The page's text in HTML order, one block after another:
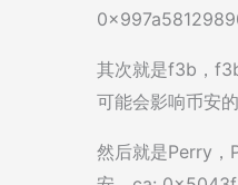
其次就是f3b，
可能会影响币安
然后就是Perry，